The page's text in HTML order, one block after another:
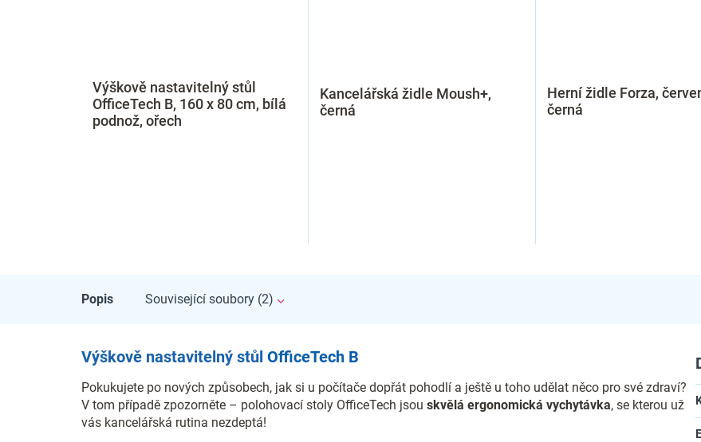
Výškově nastavitelný stůl
OfficeTech B, 160 x 80 cm, bílá
podnož, ořech
Kancelářská židle Moush+,
černá
Herní židle Forza,
černá
Popis Související soubory (2)
Výškově nastavitelný stůl OfficeTech B
Pokukujete po nových způsobech, jak si u počítače dopřát pohodlí a ještě u toho udělat něco pro své zdraví?
V tom případě zpozorněte – polohovací stoly OfficeTech jsou skvělá ergonomická vychytávka, se kterou už
vás kancelářská rutina nezdeptá!